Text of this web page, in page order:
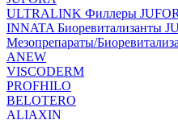
ULTRALINK Филлеры
INNATA Биоревитализанты
Мезопрепараты/
ANEW
VISCODERM
PROFHILO
BELOTERO
ALIAXIN